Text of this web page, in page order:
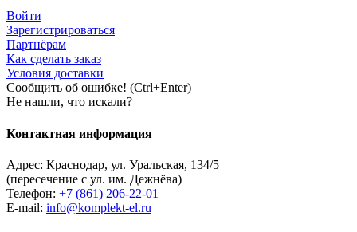
Войти
Зарегистрироваться
Партнёрам
Как сделать заказ
Условия доставки
Сообщить об ошибке! (Ctrl+Enter)
Не нашли, что искали?
Контактная информация
Адрес: Краснодар, ул. Уральская, 134/5
(пересечение с ул. им. Дежнёва)
Телефон: +7 (861) 206-22-01
E-mail: info@komplekt-el.ru